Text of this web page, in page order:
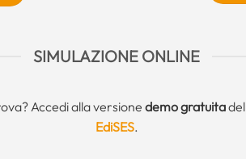
SIMULAZIONE ONLINE
Accedi alla versione demo gratuitadel
EdiSES.